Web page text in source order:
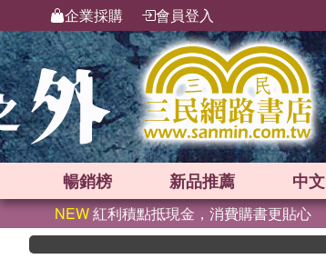
企業採購 會員登入
暢銷榜 新品推薦 中文
NEW紅利積點抵現金，消費購書更貼心